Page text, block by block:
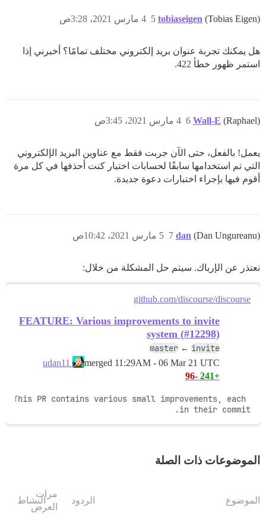
tobiaseigen (Tobias Eigen) 4 مارس 2021، 3:28ص 5
هل يمكنك تجربة عنوان بريد إلكتروني مختلف تمامًا؟ أخبرني إذا
استمر ظهور خطأ 422.
Wall-E (Raphael) 4 مارس 2021، 3:45ص 6
يعمل! بالفعل، حتى الآن جربت فقط مع عناوين البريد الإلكتروني
التي تم استخدامها سابقًا لحسابات اختبار كنت أحذفها في كل مرة
أقوم فيها بإجراء اختبارات دعوة جديدة.
dan (Dan Ungureanu) 5 مارس 2021، 10:42ص 7
نعتذر عن الإرباك. سيتم حل المشكلة من خلال:
github.com/discourse/discourse
FEATURE: Various improvements to invite
system (#12298)
master ← invite
merged 11:29AM - 06 Mar 21 UTC
+241
-96
This PR contains various small improvements, each
in their commit.
الموضوعات ذات الصلة
الموضوع الردود
مرات
العرض
النشاط